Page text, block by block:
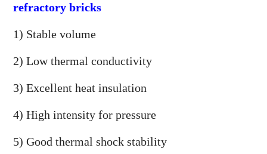
refractory bricks
1) Stable volume
2) Low thermal conductivity
3) Excellent heat insulation
4) High intensity for pressure
5) Good thermal shock stability